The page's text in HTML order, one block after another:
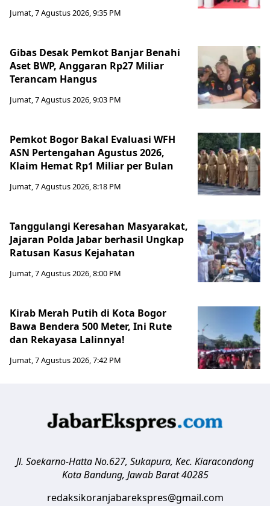
Jumat, 7 Agustus 2026, 9:35 PM
Gibas Desak Pemkot Banjar Benahi
Aset BWP, Anggaran Rp27 Miliar
Terancam Hangus
Jumat, 7 Agustus 2026, 9:03 PM
Pemkot Bogor Bakal Evaluasi WFH
ASN Pertengahan Agustus 2026,
Klaim Hemat Rp1 Miliar per Bulan
Jumat, 7 Agustus 2026, 8:18 PM
Tanggulangi Keresahan Masyarakat,
Jajaran Polda Jabar berhasil Ungkap
Ratusan Kasus Kejahatan
Jumat, 7 Agustus 2026, 8:00 PM
Kirab Merah Putih di Kota Bogor
Bawa Bendera 500 Meter, Ini Rute
dan Rekayasa Lalinnya!
Jumat, 7 Agustus 2026, 7:42 PM
Jl. Soekarno-Hatta No.627, Sukapura, Kec. Kiaracondong
Kota Bandung, Jawab Barat 40285
redaksikoranjabarekspres@gmail.com